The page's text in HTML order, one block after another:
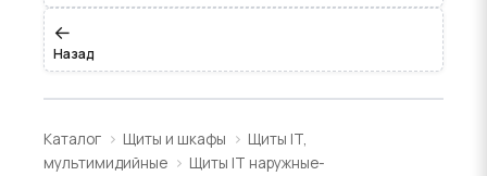
←
Назад
Каталог Щиты и шкафы
Щиты IT,
мультимидийные
Щиты IT наружные-